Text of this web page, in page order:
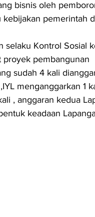
bisnis oleh
pemerintah
Kontrol Sosial
proyek pembangunan
sudah 4 kali
menganggarkan 1
, anggaran kedua
keadaan